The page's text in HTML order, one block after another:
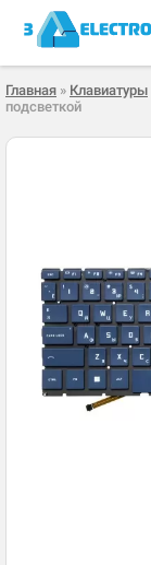
Главная » Клавиатуры
подсветкой